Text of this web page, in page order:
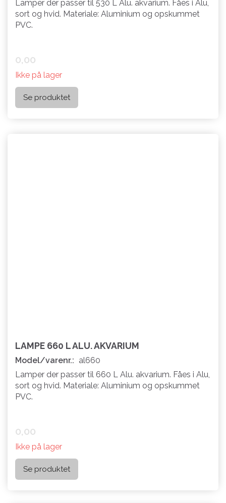
Lamper der passer til 530 L Alu. akvarium. Fåes i Alu,
sort og hvid. Materiale: Aluminium og opskummet
PVC.
0,00
Ikke på lager
Se produktet
LAMPE 660 L ALU. AKVARIUM
Model/varenr.: al660
Lamper der passer til 660 L Alu. akvarium. Fåes i Alu,
sort og hvid. Materiale: Aluminium og opskummet
PVC.
0,00
Ikke på lager
Se produktet